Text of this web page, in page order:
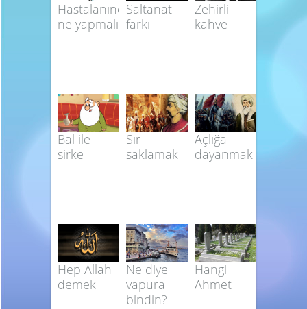
Hastalanınca
ne yapmalı
Saltanat
farkı
Zehirli
kahve
Bal ile
sirke
Sır
saklamak
Açlığa
dayanmak
Hep Allah
demek
Ne diye
vapura
bindin?
Hangi
Ahmet